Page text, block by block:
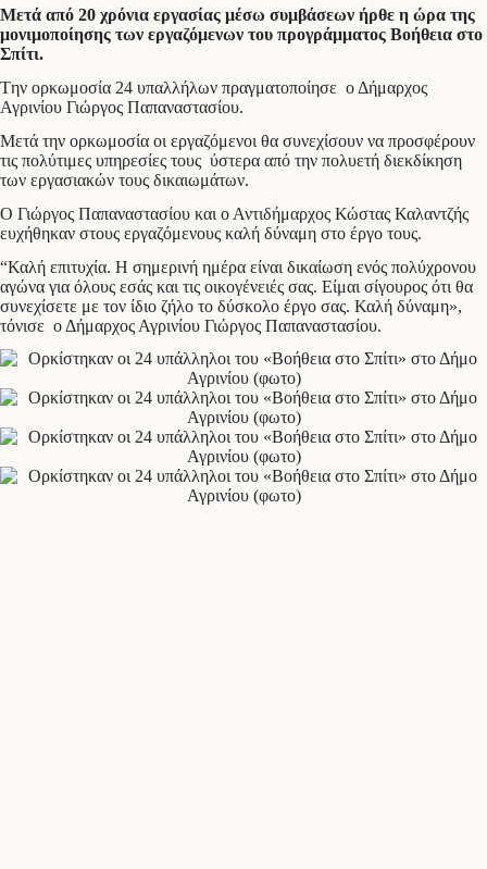
Μετά από 20 χρόνια εργασίας μέσω συμβάσεων ήρθε η ώρα της
μονιμοποίησης των εργαζόμενων του προγράμματος Βοήθεια στο
Σπίτι.
Tην ορκωμοσία 24 υπαλλήλων πραγματοποίησε ο Δήμαρχος
Αγρινίου Γιώργος Παπαναστασίου.
Μετά την ορκωμοσία οι εργαζόμενοι θα συνεχίσουν να προσφέρουν
τις πολύτιμες υπηρεσίες τους ύστερα από την πολυετή διεκδίκηση
των εργασιακών τους δικαιωμάτων.
Ο Γιώργος Παπαναστασίου και ο Αντιδήμαρχος Κώστας Καλαντζής
ευχήθηκαν στους εργαζόμενους καλή δύναμη στο έργο τους.
“Καλή επιτυχία. Η σημερινή ημέρα είναι δικαίωση ενός πολύχρονου
αγώνα για όλους εσάς και τις οικογένειές σας. Είμαι σίγουρος ότι θα
συνεχίσετε με τον ίδιο ζήλο το δύσκολο έργο σας. Καλή δύναμη»,
τόνισε ο Δήμαρχος Αγρινίου Γιώργος Παπαναστασίου.